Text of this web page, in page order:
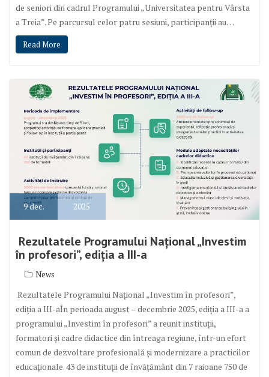
de seniori din cadrul Programului „Universitatea pentru Vârsta
a Treia”. Pe parcursul celor patru sesiuni, participanții au…
Read More
9dec. 2025
Rezultatele Programului Național „Investim
în profesori”, ediția a III-a
News
Rezultatele Programului Național „Investim în profesori”,
ediția a III-aÎn perioada august – decembrie 2025, ediția a III-a a
programului „Investim în profesori” a reunit instituții,
formatori și cadre didactice din întreaga regiune, într-un efort
comun de dezvoltare profesională și modernizare a practicilor
educaționale. 43 de instituții de învățământ din 7 raioane 750 de